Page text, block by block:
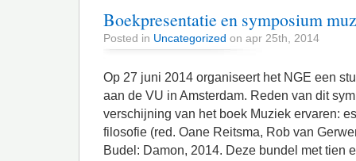
Boekpresentatie en symposium
Posted in Uncategorized on apr 25th, 2014
Op 27 juni 2014 organiseert het NGE een
aan de VU in Amsterdam. Reden van dit
verschijning van het boek Muziek ervaren:
filosofie (red. Oane Reitsma, Rob van
Budel: Damon, 2014. Deze bundel met tien